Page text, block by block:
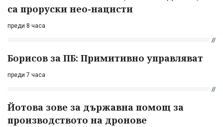
са проруски нео-нацисти
преди 8 часа
Борисов за ПБ: Примитивно управляват
преди 7 часа
Йотова зове за държавна помощ за
производството на дронове